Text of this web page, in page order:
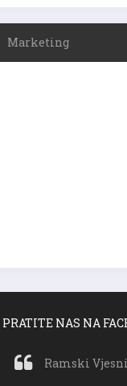
Marketing
PRATITE NAS NA
Ramski